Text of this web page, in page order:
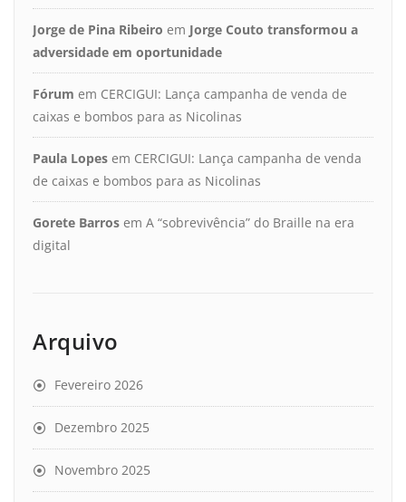
Jorge de Pina Ribeiro em Jorge Couto transformou a
adversidade em oportunidade
Fórum em CERCIGUI: Lança campanha de venda de
caixas e bombos para as Nicolinas
Paula Lopes em CERCIGUI: Lança campanha de venda
de caixas e bombos para as Nicolinas
Gorete Barros em A “sobrevivência” do Braille na era
digital
Arquivo
Fevereiro 2026
Dezembro 2025
Novembro 2025